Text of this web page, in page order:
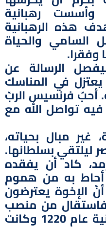
وأسست رهبانية
هذه الرهبانية
السامي والحياة
وفقرا.
الرسالة عن
يعتزل في المناسك
أحبّ فرنسيس الربّ
تواصل الله مع
غير مبال بحياته،
بسلطانها.
كاد أن يفقده
أحاط به من هموم
الإخوة يعترضون
فاستقال من منصب
الرئاسة العامّة للرهبانية عام 1220 وكانت